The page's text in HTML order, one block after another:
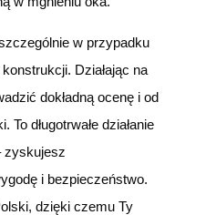
w przypadku
Działając na
dokładną ocenę i od
długotrwałe działanie
zyskujesz
i bezpieczeństwo.
dzięki czemu Ty